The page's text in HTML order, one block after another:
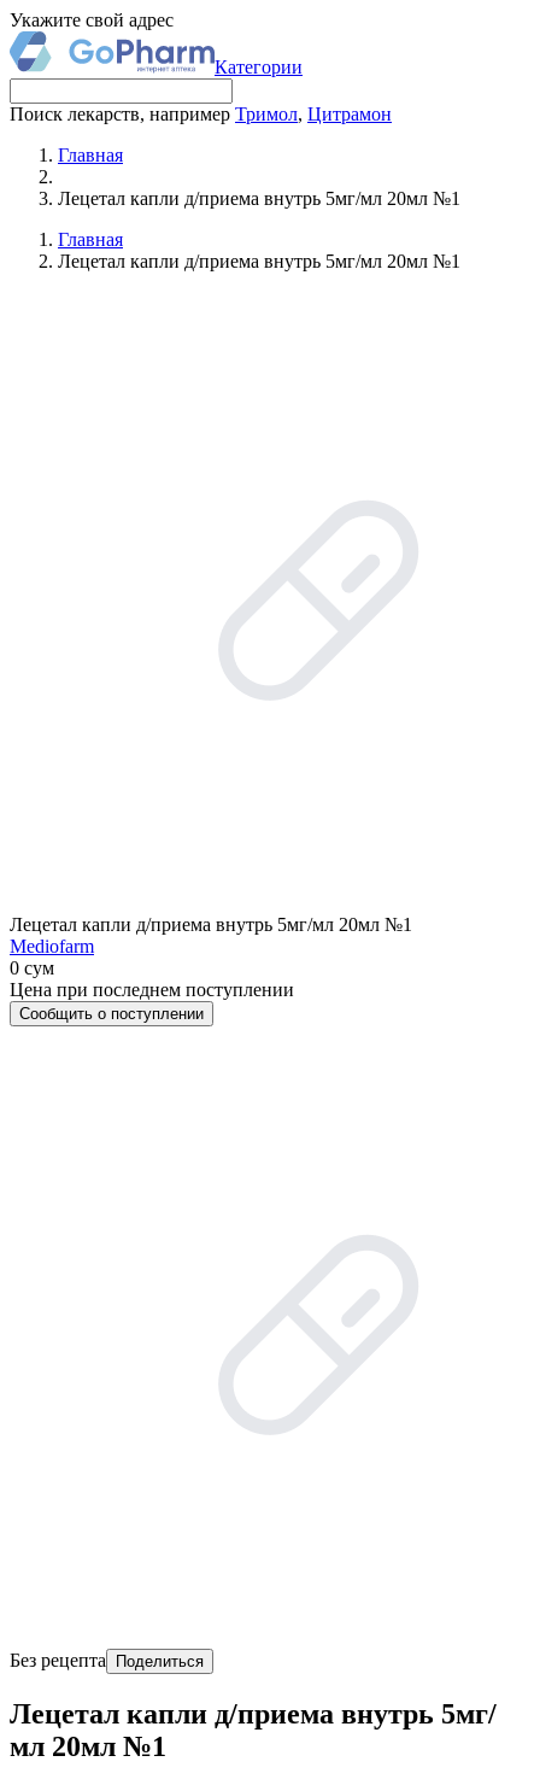
Укажите свой адрес
Категории
Поиск лекарств, например Тримол, Цитрамон
Главная
Лецетал капли д/приема внутрь 5мг/мл 20мл №1
Главная
Лецетал капли д/приема внутрь 5мг/мл 20мл №1
Лецетал капли д/приема внутрь 5мг/мл 20мл №1
Mediofarm
0 сум
Цена при последнем поступлении
Сообщить о поступлении
Без рецепта Поделиться
Лецетал капли д/приема внутрь 5мг/
мл 20мл №1